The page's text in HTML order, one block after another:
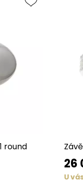
round
26
U